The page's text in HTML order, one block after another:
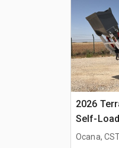
2026
Self-
Ocana,